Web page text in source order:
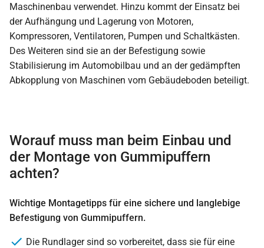
Maschinenbau verwendet. Hinzu kommt der Einsatz bei
der Aufhängung und Lagerung von Motoren,
Kompressoren, Ventilatoren, Pumpen und Schaltkästen.
Des Weiteren sind sie an der Befestigung sowie
Stabilisierung im Automobilbau und an der gedämpften
Abkopplung von Maschinen vom Gebäudeboden beteiligt.
Worauf muss man beim Einbau und
der Montage von Gummipuffern
achten?
Wichtige Montagetipps für eine sichere und langlebige
Befestigung von Gummipuffern.
Die Rundlager sind so vorbereitet, dass sie für eine